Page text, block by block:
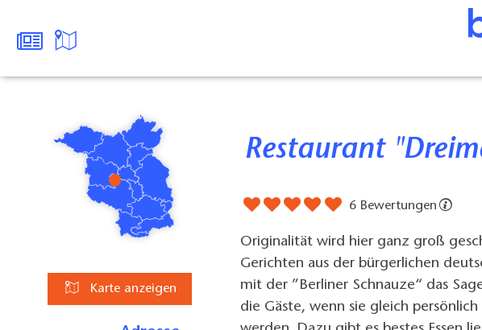
Karte anzeigen
Restaurant
6 Bewertungen
Originalität wird hier ganz groß
Gerichten aus der bürgerlichen
mit der ”Berliner Schnauze“ das
die Gäste, wenn sie gleich